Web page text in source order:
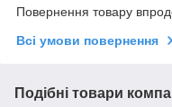
Повернення товару
Всі умови повернення
Подібні товари